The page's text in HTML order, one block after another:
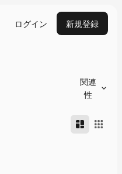
ログイン 新規登録
関連
性